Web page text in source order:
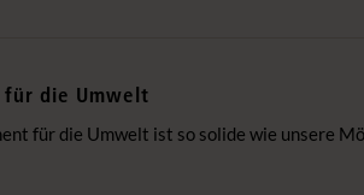
für die Umwelt
für die Umwelt ist so solide wie unsere